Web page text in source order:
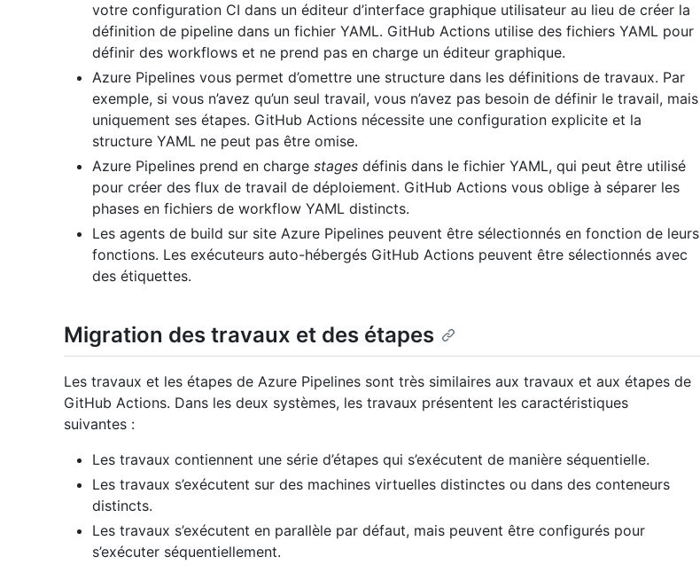
votre configuration CI dans un éditeur d’interface graphique utilisateur au lieu de créer la
définition de pipeline dans un fichier YAML. GitHub Actions utilise des fichiers YAML pour
définir des workflows et ne prend pas en charge un éditeur graphique.
Azure Pipelines vous permet d’omettre une structure dans les définitions de travaux. Par
exemple, si vous n’avez qu’un seul travail, vous n’avez pas besoin de définir le travail, mais
uniquement ses étapes. GitHub Actions nécessite une configuration explicite et la
structure YAML ne peut pas être omise.
Azure Pipelines prend en charge stages définis dans le fichier YAML, qui peut être utilisé
pour créer des flux de travail de déploiement. GitHub Actions vous oblige à séparer les
phases en fichiers de workflow YAML distincts.
Les agents de build sur site Azure Pipelines peuvent être sélectionnés en fonction de leurs
fonctions. Les exécuteurs auto-hébergés GitHub Actions peuvent être sélectionnés avec
des étiquettes.
Migration des travaux et des étapes
Les travaux et les étapes de Azure Pipelines sont très similaires aux travaux et aux étapes de
GitHub Actions. Dans les deux systèmes, les travaux présentent les caractéristiques
suivantes :
Les travaux contiennent une série d’étapes qui s’exécutent de manière séquentielle.
Les travaux s’exécutent sur des machines virtuelles distinctes ou dans des conteneurs
distincts.
Les travaux s’exécutent en parallèle par défaut, mais peuvent être configurés pour
s’exécuter séquentiellement.